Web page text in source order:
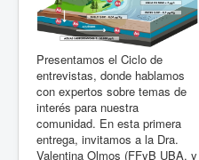
Presentamos el Ciclo de
entrevistas, donde hablamos
con expertos sobre temas de
interés para nuestra
comunidad. En esta primera
entrega, invitamos a la Dra.
Valentina Olmos (FFyB UBA, y